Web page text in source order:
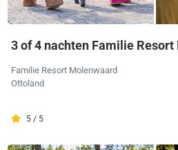
3 of 4 nachten Familie
Familie Resort Molenwaard
Ottoland
5 / 5